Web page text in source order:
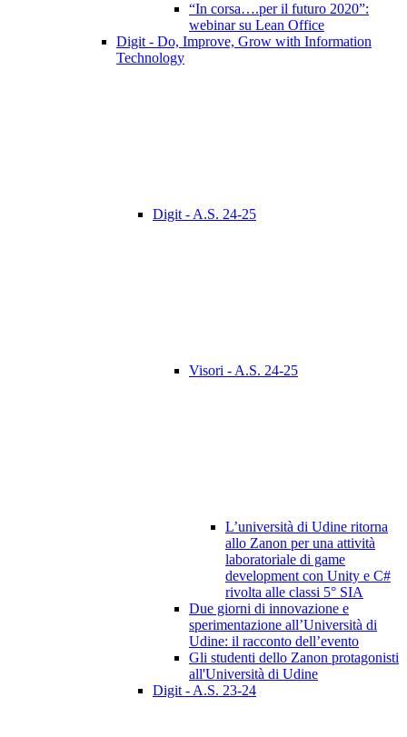
“In corsa….per il futuro 2020”:
webinar su Lean Office
Digit - Do, Improve, Grow with Information
Technology
Digit - A.S. 24-25
Visori - A.S. 24-25
L’università di Udine ritorna
allo Zanon per una attività
laboratoriale di game
development con Unity e C#
rivolta alle classi 5° SIA
Due giorni di innovazione e
sperimentazione all’Università di
Udine: il racconto dell’evento
Gli studenti dello Zanon protagonisti
all'Università di Udine
Digit - A.S. 23-24